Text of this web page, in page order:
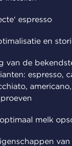
espresso
en
van de
espresso,
melk